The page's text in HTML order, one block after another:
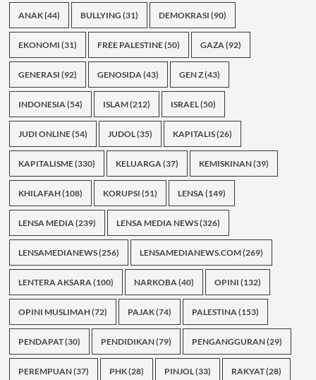
ANAK(44) BULLYING (31) DEMOKRASI (90)
EKONOMI (31) FREE PALESTINE(50) GAZA (92)
GENERASI (92) GENOSIDA (43) GEN Z(43)
INDONESIA (54) ISLAM(212) ISRAEL(50)
JUDI ONLINE(54) JUDOL(35) KAPITALIS(26)
KAPITALISME(330) KELUARGA (37) KEMISKINAN(39)
KHILAFAH(108) KORUPSI (51) LENSA (149)
LENSA MEDIA (239) LENSA MEDIA NEWS(326)
LENSAMEDIANEWS(256) LENSAMEDIANEWS.COM(269)
LENTERA AKSARA (100) NARKOBA (40) OPINI (132)
OPINI MUSLIMAH(72) PAJAK(74) PALESTINA (153)
PENDAPAT(30) PENDIDIKAN(79) PENGANGGURAN(29)
PEREMPUAN(37) PHK(28) PINJOL(33) RAKYAT(28)